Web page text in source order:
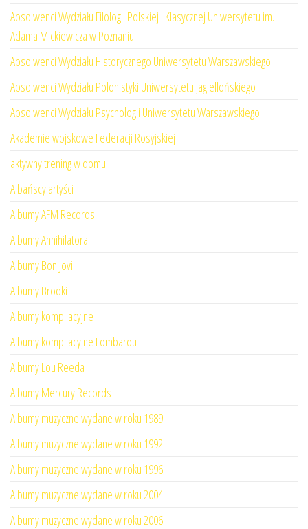
Absolwenci Wydziału Filologii Polskiej i Klasycznej Uniwersytetu im.
Adama Mickiewicza w Poznaniu
Absolwenci Wydziału Historycznego Uniwersytetu Warszawskiego
Absolwenci Wydziału Polonistyki Uniwersytetu Jagiellońskiego
Absolwenci Wydziału Psychologii Uniwersytetu Warszawskiego
Akademie wojskowe Federacji Rosyjskiej
aktywny trening w domu
Albańscy artyści
Albumy AFM Records
Albumy Annihilatora
Albumy Bon Jovi
Albumy Brodki
Albumy kompilacyjne
Albumy kompilacyjne Lombardu
Albumy Lou Reeda
Albumy Mercury Records
Albumy muzyczne wydane w roku 1989
Albumy muzyczne wydane w roku 1992
Albumy muzyczne wydane w roku 1996
Albumy muzyczne wydane w roku 2004
Albumy muzyczne wydane w roku 2006